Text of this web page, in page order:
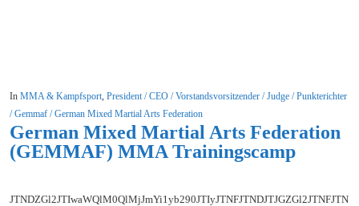
InMMA & Kampfsport,President / CEO / Vorstandsvorsitzender / Judge / Punkterichter
/ Gemmaf / German Mixed Martial Arts Federation
German Mixed Martial Arts Federation
(GEMMAF) MMA Trainingscamp